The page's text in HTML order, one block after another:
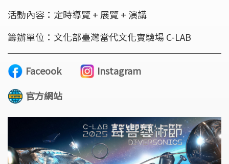
活動內容：定時導覽 + 展覽 + 演講
籌辦單位：文化部臺灣當代文化實驗場 C-LAB
Faceook
Instagram
官方網站